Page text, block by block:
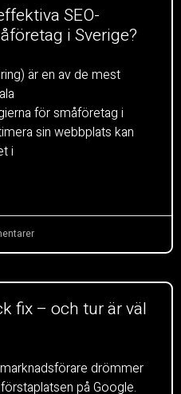
SEO-
i Sverige?
är en av de mest
för småföretag i
sin webbplats kan
i
fix – och tur är väl
drömmer
på Google.